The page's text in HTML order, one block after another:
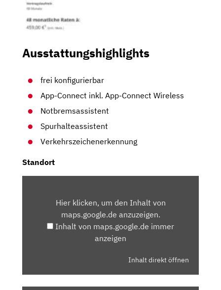
Ausstattungshighlights
frei konfigurierbar
App-Connect inkl. App-Connect Wireless
Notbremsassistent
Spurhalteassistent
Verkehrszeichenerkennung
Standort
MAPS.GOOGLE.DEHier klicken, um den Inhalt von
maps.google.de anzuzeigen.
Inhalt von maps.google.de immer
anzeigen
Inhalt direkt öffnen